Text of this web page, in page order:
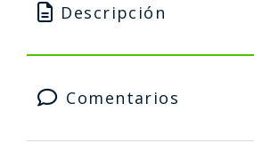
Descripción
Comentarios